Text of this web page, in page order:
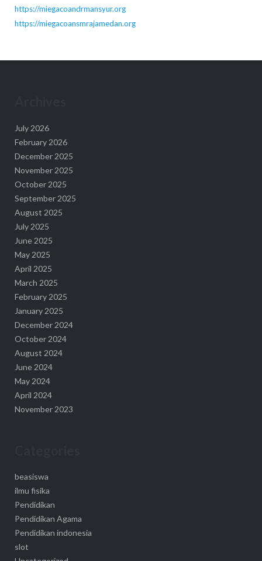
https://miegacoandrmansyur.org
https://miegacoansmrajamedan.org
July 2026
February 2026
December 2025
November 2025
October 2025
September 2025
August 2025
July 2025
June 2025
May 2025
April 2025
March 2025
February 2025
January 2025
December 2024
October 2024
August 2024
June 2024
May 2024
April 2024
November 2023
beasiswa
ilmu fisika
Pendidikan
Pendidikan Agama
Pendidikan indonesia
slot